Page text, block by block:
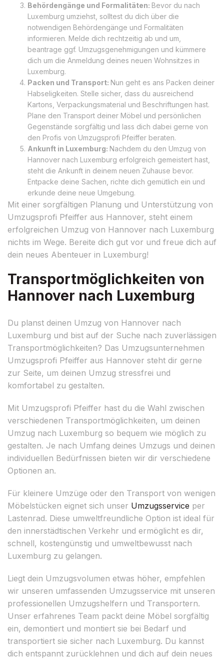
Behördengänge und Formalitäten: Bevor du nach
Luxemburg umziehst, solltest du dich über die
notwendigen Behördengänge und Formalitäten
informieren. Melde dich rechtzeitig ab und um,
beantrage ggf. Umzugsgenehmigungen und kümmere
dich um die Anmeldung deines neuen Wohnsitzes in
Luxemburg.
Packen und Transport: Nun geht es ans Packen deiner
Habseligkeiten. Stelle sicher, dass du ausreichend
Kartons, Verpackungsmaterial und Beschriftungen hast.
Plane den Transport deiner Möbel und persönlichen
Gegenstände sorgfältig und lass dich dabei gerne von
den Profis von Umzugsprofi Pfeiffer beraten.
Ankunft in Luxemburg: Nachdem du den Umzug von
Hannover nach Luxemburg erfolgreich gemeistert hast,
steht die Ankunft in deinem neuen Zuhause bevor.
Entpacke deine Sachen, richte dich gemütlich ein und
erkunde deine neue Umgebung.
Mit einer sorgfältigen Planung und Unterstützung von
Umzugsprofi Pfeiffer aus Hannover, steht einem
erfolgreichen Umzug von Hannover nach Luxemburg
nichts im Wege. Bereite dich gut vor und freue dich auf
dein neues Abenteuer in Luxemburg!
Transportmöglichkeiten von
Hannover nach Luxemburg
Du planst deinen Umzug von Hannover nach
Luxemburg und bist auf der Suche nach zuverlässigen
Transportmöglichkeiten? Das Umzugsunternehmen
Umzugsprofi Pfeiffer aus Hannover steht dir gerne
zur Seite, um deinen Umzug stressfrei und
komfortabel zu gestalten.
Mit Umzugsprofi Pfeiffer hast du die Wahl zwischen
verschiedenen Transportmöglichkeiten, um deinen
Umzug nach Luxemburg so bequem wie möglich zu
gestalten. Je nach Umfang deines Umzugs und deinen
individuellen Bedürfnissen bieten wir dir verschiedene
Optionen an.
Für kleinere Umzüge oder den Transport von wenigen
Möbelstücken eignet sich unser Umzugsservice per
Lastenrad. Diese umweltfreundliche Option ist ideal für
den innerstädtischen Verkehr und ermöglicht es dir,
schnell, kostengünstig und umweltbewusst nach
Luxemburg zu gelangen.
Liegt dein Umzugsvolumen etwas höher, empfehlen
wir unseren umfassenden Umzugsservice mit unseren
professionellen Umzugshelfern und Transportern.
Unser erfahrenes Team packt deine Möbel sorgfältig
ein, demontiert und montiert sie bei Bedarf und
transportiert sie sicher nach Luxemburg. Du kannst
dich entspannt zurücklehnen und dich auf dein neues